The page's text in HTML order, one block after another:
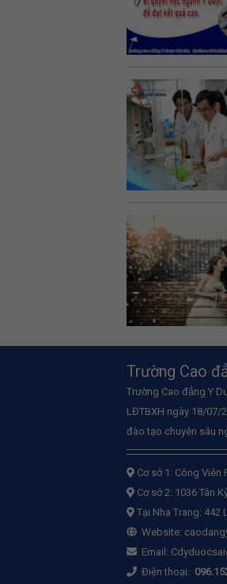
Trường Cao
Trường Cao đẳng Y
LĐTBXH ngày 18/07/
đào tạo chuyên sâu
Cơ sở 1: Công Viên
Cơ sở 2: 1036 Tân
Tại Nha Trang: 442
Website:
Email:
Điện thoại: